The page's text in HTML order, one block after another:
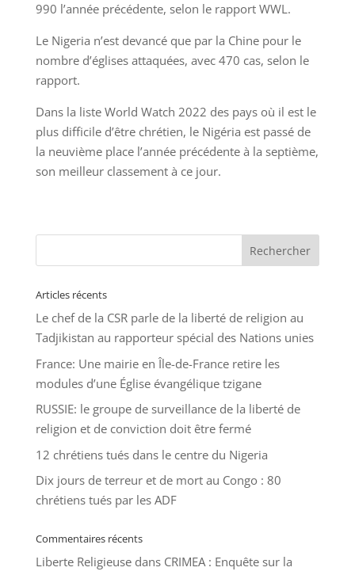
990 l’année précédente, selon le rapport WWL.
Le Nigeria n’est devancé que par la Chine pour le
nombre d’églises attaquées, avec 470 cas, selon le
rapport.
Dans la liste World Watch 2022 des pays où il est le
plus difficile d’être chrétien, le Nigéria est passé de
la neuvième place l’année précédente à la septième,
son meilleur classement à ce jour.
Articles récents
Le chef de la CSR parle de la liberté de religion au
Tadjikistan au rapporteur spécial des Nations unies
France: Une mairie en Île-de-France retire les
modules d’une Église évangélique tzigane
RUSSIE: le groupe de surveillance de la liberté de
religion et de conviction doit être fermé
12 chrétiens tués dans le centre du Nigeria
Dix jours de terreur et de mort au Congo : 80
chrétiens tués par les ADF
Commentaires récents
Liberte Religieusedans CRIMEA : Enquête sur la